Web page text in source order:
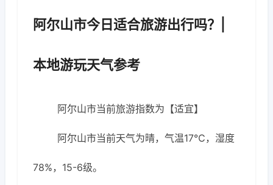
阿尔山市今日适合旅游出行吗？|
本地游玩天气参考
阿尔山市当前旅游指数为【适宜】
阿尔山市当前天气为晴，气温17℃，湿度
78%，15-6级。